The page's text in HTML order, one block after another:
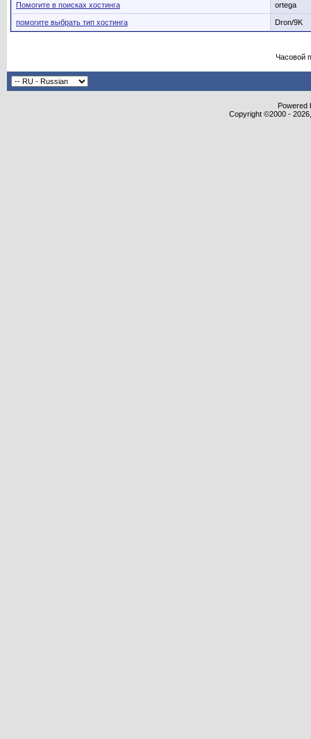
Помогите в поисках хостинга ortega
помогите выбрать тип хостинга Dron/9K
Часовой
Powered
Copyright ©2000 -